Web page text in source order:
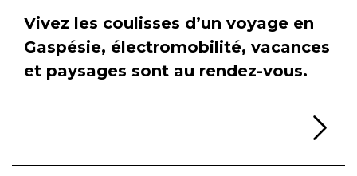
Vivez les coulisses d’un voyage en
Gaspésie, électromobilité, vacances
et paysages sont au rendez-vous.